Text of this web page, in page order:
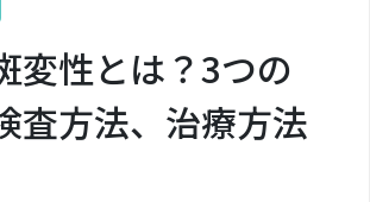
変性とは？3つの
査方法、治療方法